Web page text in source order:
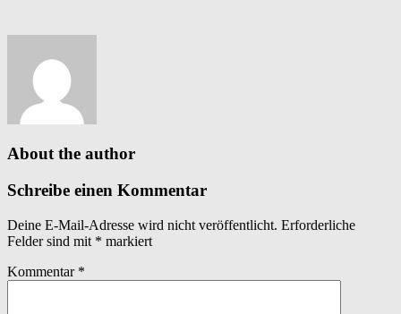
About the author
Schreibe einen Kommentar
Deine E-Mail-Adresse wird nicht veröffentlicht. Erforderliche
Felder sind mit * markiert
Kommentar *